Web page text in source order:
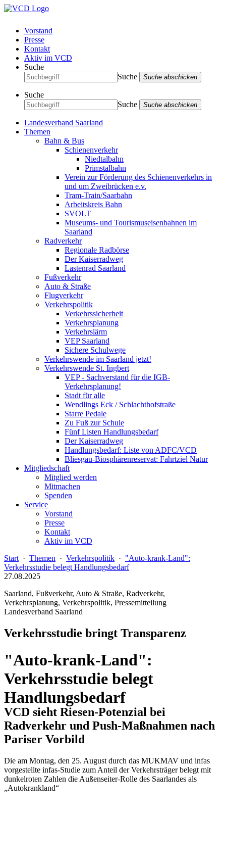
Vorstand
Presse
Kontakt
Aktiv im VCD
Suche
Suche
Suche abschicken
Suche
Suche
Suche abschicken
Landesverband Saarland
Themen
Bahn & Bus
Schienenverkehr
Niedtalbahn
Primstalbahn
Verein zur Förderung des Schienenverkehrs in
und um Zweibrücken e.v.
Tram-Train/Saarbahn
Arbeitskreis Bahn
SVOLT
Museums- und Tourismuseisenbahnen im
Saarland
Radverkehr
Regionale Radbörse
Der Kaiserradweg
Lastenrad Saarland
Fußverkehr
Auto & Straße
Flugverkehr
Verkehrspolitik
Verkehrssicherheit
Verkehrsplanung
Verkehrslärm
VEP Saarland
Sichere Schulwege
Verkehrswende im Saarland jetzt!
Verkehrswende St. Ingbert
VEP - Sachverstand für die IGB-
Verkehrsplanung!
Stadt für alle
Wendlings Eck / Schlachthofstraße
Starre Pedale
Zu Fuß zur Schule
Fünf Listen Handlungsbedarf
Der Kaiserradweg
Handlungsbedarf: Liste von ADFC/VCD
Bliesgau-Biosphärenreservat: Fahrtziel Natur
Mitgliedschaft
Mitglied werden
Mitmachen
Spenden
Service
Vorstand
Presse
Kontakt
Aktiv im VCD
Start · Themen · Verkehrspolitik · "Auto-krank-Land":
Verkehrsstudie belegt Handlungsbedarf
27.08.2025
Saarland, Fußverkehr, Auto & Straße, Radverkehr,
Verkehrsplanung, Verkehrspolitik, Pressemitteilung
Landesverband Saarland
Verkehrsstudie bringt Transparenz
"Auto-krank-Land":
Verkehrsstudie belegt
Handlungsbedarf
VCD sieht Riesen-Potenzial bei
Radverkehr und Push-Maßnahmen nach
Pariser Vorbild
Die am Montag, den 25. August durch das MUKMAV und infas
vorgestellte infas-Studie zum Anteil der Verkehrsträger belegt mit
dunkelroten Zahlen die Außenseiter-Rolle des Saarlandes als
„Autokrankland“